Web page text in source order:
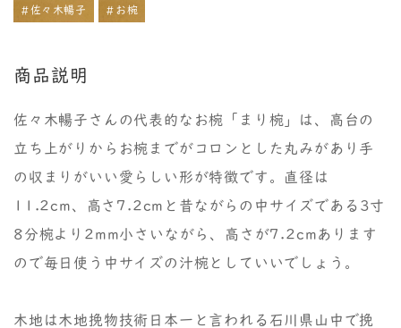
#佐々木暢子 #お椀
商品説明
佐々木暢子さんの代表的なお椀「まり椀」は、高台の
立ち上がりからお椀までがコロンとした丸みがあり手
の収まりがいい愛らしい形が特徴です。直径は
11.2cm、高さ7.2cmと昔ながらの中サイズである3寸
8分椀より2mm小さいながら、高さが7.2cmあります
ので毎日使う中サイズの汁椀としていいでしょう。
木地は木地挽物技術日本一と言われる石川県山中で挽